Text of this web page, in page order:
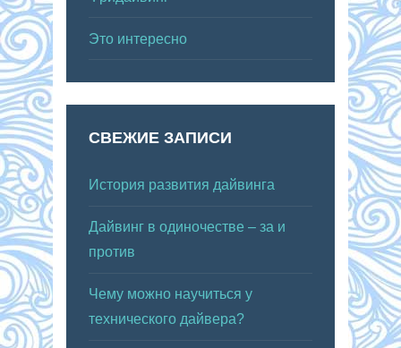
Это интересно
СВЕЖИЕ ЗАПИСИ
История развития дайвинга
Дайвинг в одиночестве – за и
против
Чему можно научиться у
технического дайвера?